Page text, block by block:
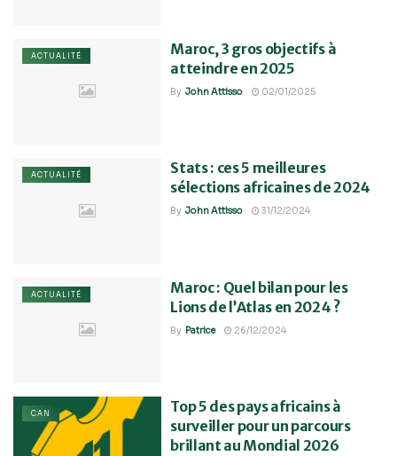
ACTUALITÉ
Maroc, 3 gros objectifs à
atteindre en 2025
By John Attisso 02/01/2025
ACTUALITÉ
Stats : ces 5 meilleures
sélections africaines de 2024
By John Attisso 31/12/2024
ACTUALITÉ
Maroc : Quel bilan pour les
Lions de l’Atlas en 2024 ?
By Patrice 26/12/2024
CAN
Top 5 des pays africains à
surveiller pour un parcours
brillant au Mondial 2026